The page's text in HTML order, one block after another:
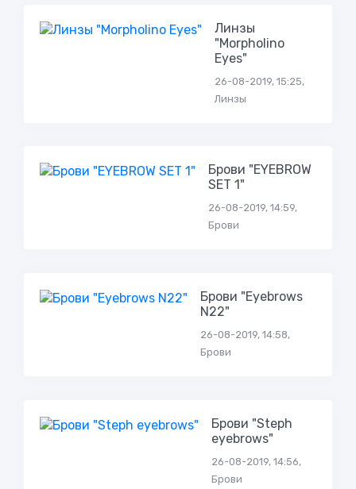
Линзы
"Morpholino
Eyes"
26-08-2019, 15:25,
Линзы
Брови "EYEBROW
SET 1"
26-08-2019, 14:59,
Брови
Брови "Eyebrows
N22"
26-08-2019, 14:58,
Брови
Брови "Steph
eyebrows"
26-08-2019, 14:56,
Брови